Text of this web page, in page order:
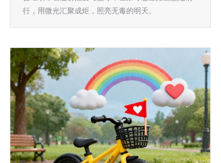
行，用微光汇聚成炬，照亮无毒的明天。